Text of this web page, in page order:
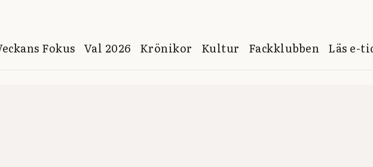
Fokus Val 2026 Krönikor Kultur Fackklubben Läs e-